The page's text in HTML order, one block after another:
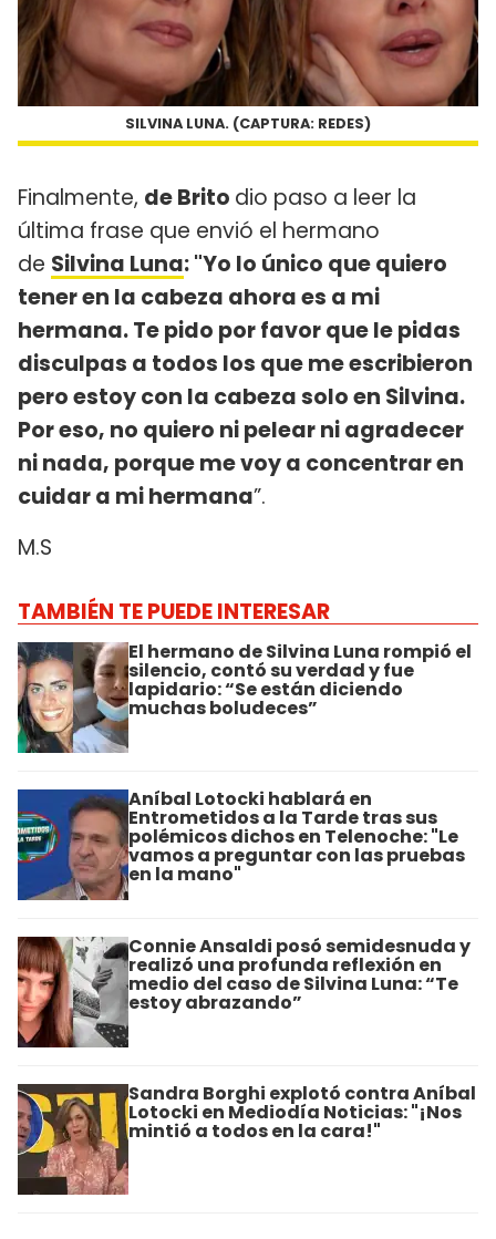
SILVINA LUNA. (CAPTURA: REDES)
Finalmente, de Brito dio paso a leer la
última frase que envió el hermano
de Silvina Luna: "Yo lo único que quiero
tener en la cabeza ahora es a mi
hermana. Te pido por favor que le pidas
disculpas a todos los que me escribieron
pero estoy con la cabeza solo en Silvina.
Por eso, no quiero ni pelear ni agradecer
ni nada, porque me voy a concentrar en
cuidar a mi hermana”.
M.S
TAMBIÉN TE PUEDE INTERESAR
El hermano de Silvina Luna rompió el
silencio, contó su verdad y fue
lapidario: “Se están diciendo
muchas boludeces”
Aníbal Lotocki hablará en
Entrometidos a la Tarde tras sus
polémicos dichos en Telenoche: "Le
vamos a preguntar con las pruebas
en la mano"
Connie Ansaldi posó semidesnuda y
realizó una profunda reflexión en
medio del caso de Silvina Luna: “Te
estoy abrazando”
Sandra Borghi explotó contra Aníbal
Lotocki en Mediodía Noticias: "¡Nos
mintió a todos en la cara!"